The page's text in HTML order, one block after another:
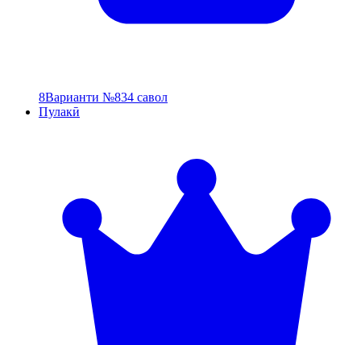
8Варианти №834 савол
Пулакӣ